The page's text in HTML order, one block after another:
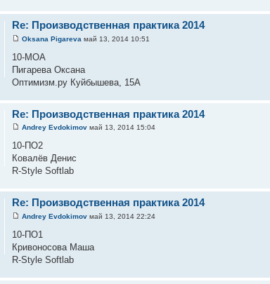
Re: Производственная практика 2014
Oksana Pigareva май 13, 2014 10:51
10-МОА
Пигарева Оксана
Оптимизм.ру Куйбышева, 15А
Re: Производственная практика 2014
Andrey Evdokimov май 13, 2014 15:04
10-ПО2
Ковалёв Денис
R-Style Softlab
Re: Производственная практика 2014
Andrey Evdokimov май 13, 2014 22:24
10-ПО1
Кривоносова Маша
R-Style Softlab